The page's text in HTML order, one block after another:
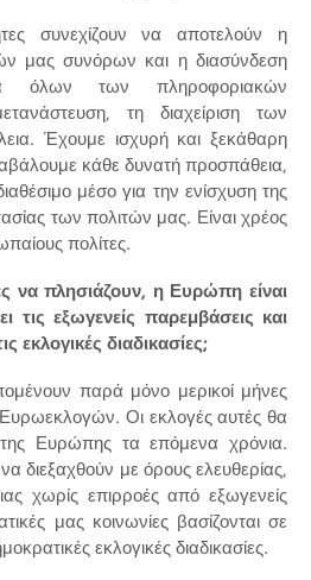
συνεχίζουν να αποτελούν η
μας συνόρων και η διασύνδεση
όλων των πληροφοριακών
τη διαχείριση των
Έχουμε ισχυρή και ξεκάθαρη
κάθε δυνατή προσπάθεια,
μέσο για την ενίσχυση της
των πολιτών μας. Είναι χρέος
πολίτες.
να πλησιάζουν, η Ευρώπη είναι
τις εξωγενείς παρεμβάσεις και
εκλογικές διαδικασίες;
παρά μόνο μερικοί μήνες
Οι εκλογές αυτές θα
Ευρώπης τα επόμενα χρόνια.
διεξαχθούν με όρους ελευθερίας,
χωρίς επιρροές από εξωγενείς
μας κοινωνίες βασίζονται σε
εκλογικές διαδικασίες.